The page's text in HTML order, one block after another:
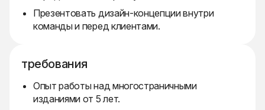
Презентовать дизайн-концепции внутри
команды и перед клиентами.
требования
Опыт работы над многостраничными
изданиями от 5 лет.